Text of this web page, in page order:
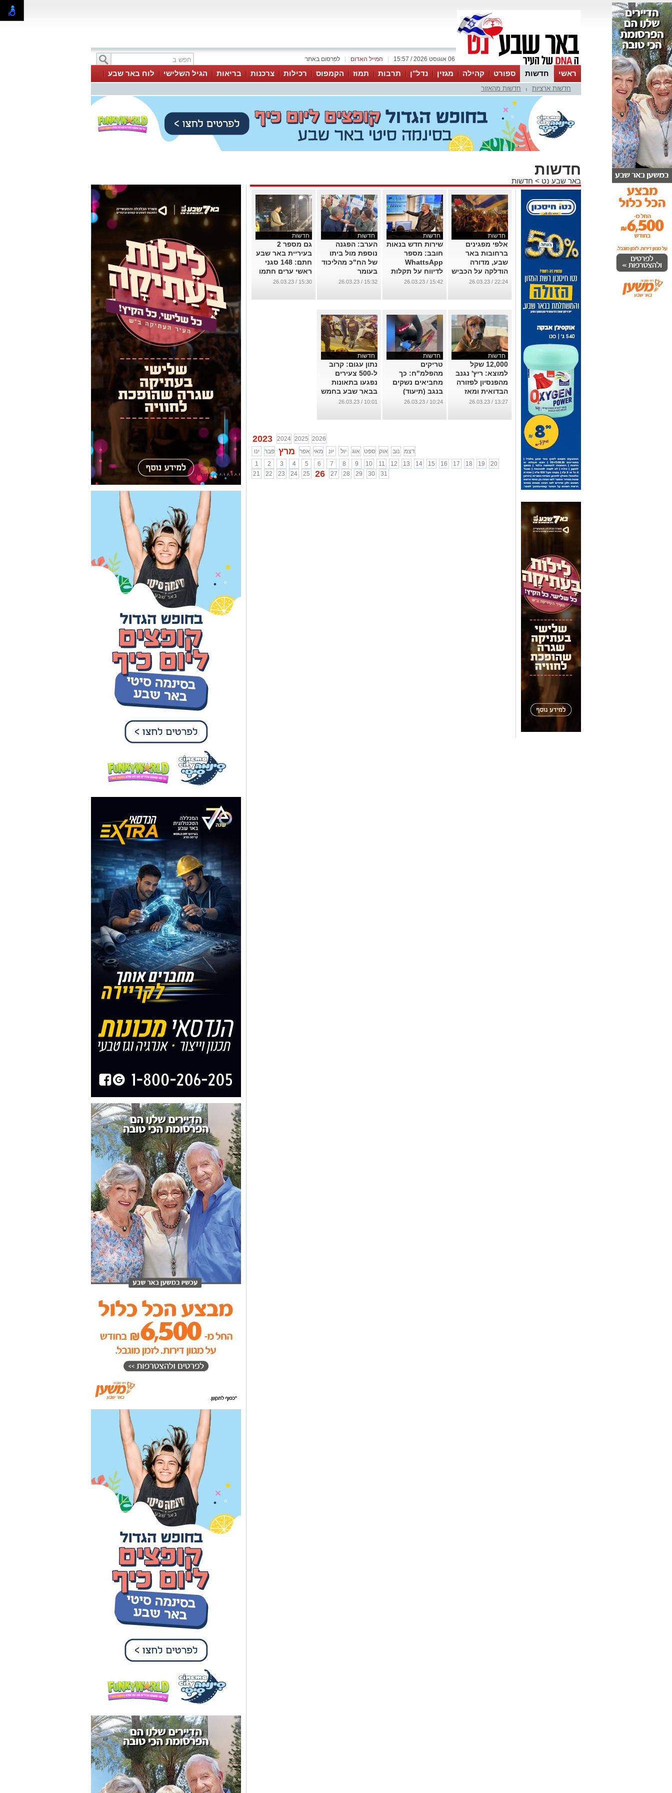
לפרסום באתר המייל האדום 06 אוגוסט 2026 / 15:57
ראשי חדשות ספורט קהילה מגזין נדל"ן תרבות תמוז הקמפוס רכילות צרכנות בריאות הגיל השלישי
לוח באר שבע
עסקים
טיפים והמלצותחדשות ארציות חדשות מהאזור
חדשות
באר שבע נט > חדשות
חדשות
אלפי מפגינים
ברחובות באר
שבע, מדורה
הודלקה על הכביש
בשדרות רגר
...
22:24 / 26.03.23
חדשות
שירות חדש בנאות
חובב: מספר
WhattsApp
לדיווח על תקלות
ומפגעים בשטחי
...
15:42 / 26.03.23
חדשות
הערב: הפגנה
נוספת מול ביתו
של הח"כ מהליכוד
בעומר
...
15:32 / 26.03.23
חדשות
גם מספר 2
בעיריית באר שבע
חתם: 148 סגני
ראשי ערים חתמו
על עצומה כנגד
...
15:30 / 26.03.23
חדשות
12,000 שקל
למוצא: ריץ' נגנב
מהפנסיון לפזורה
הבדואית ומאז
נעלמו עקבותיו
13:27 / 26.03.23
חדשות
טריקים
מהפלמ"ח: כך
מחביאים נשקים
בנגב (תיעוד)
...
10:24 / 26.03.23
חדשות
נתון עגום: קרוב
ל-500 צעירים
נפגעו בתאונות
בבאר שבע בחמש
השנים האחרונות
10:01 / 26.03.23
2023 2024 2025 2026
ינו
פבר מרץ אפר מאי יונ יול אוג ספט אוק נוב
דצמ
1
2 3 4 5 6 7 8 9 10 11 12 13 14 15 16 17 18 19
20
21
22 23 24 25 26 27 28 29 30 31